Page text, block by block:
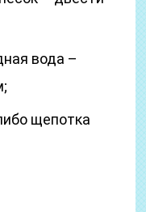
вода –
щепотка